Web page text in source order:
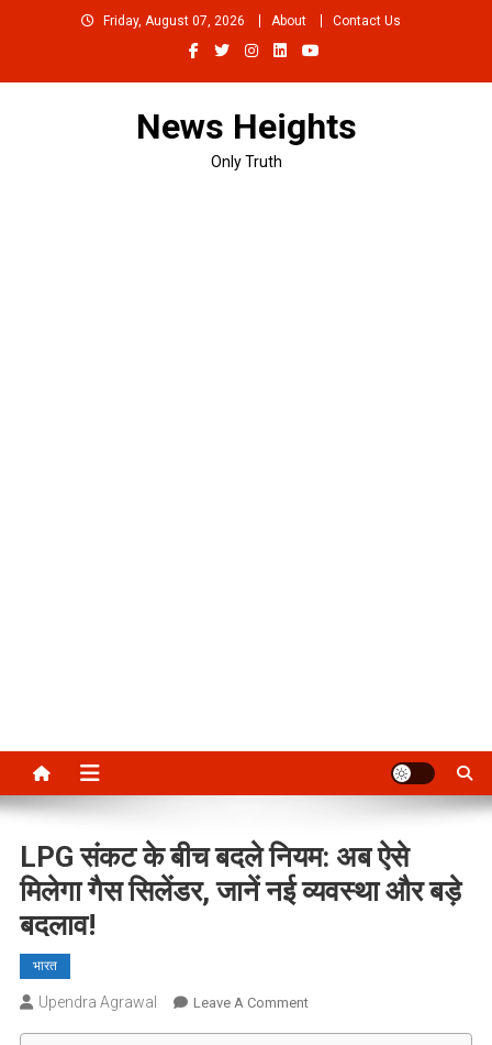
Friday, August 07, 2026 About Contact Us
News Heights
Only Truth
LPG संकट के बीच बदले नियम: अब ऐसे
मिलेगा गैस सिलेंडर, जानें नई व्यवस्था और बड़े
बदलाव!
भारत
Upendra Agrawal Leave A CommentOn